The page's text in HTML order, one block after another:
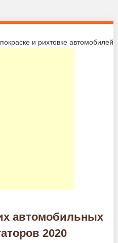
автомобильных
2020